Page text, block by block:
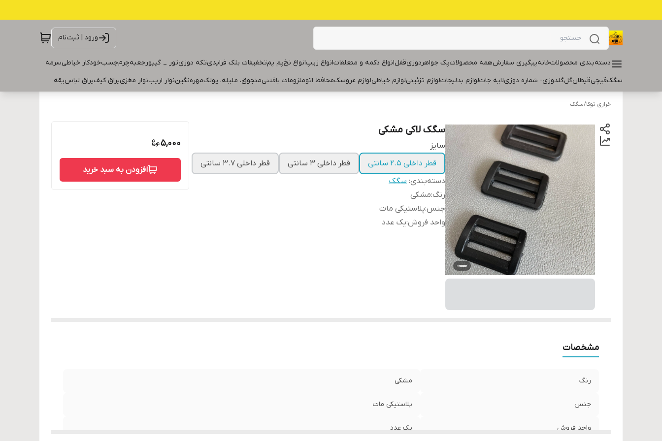
ورود | ثبت‌نام
دسته‌بندی محصولاتخانهپیگیری سفارشهمه محصولاتپک جواهردوزیقفلانواع دکمه و متعلقاتانواع زیپانواع نخپم پمتخفیفات بلک فرایدیتکه دوزیتور _ گیپورجعبهچرمچسبخودکار خیاطیسرمه
سگکقیچیقیطانگلگلدوزی- شماره دوزیلایه جاتلوازم بدلیجاتلوازم تزئینیلوازم خیاطیلوازم عروسکمحافظ اتوملزومات بافتنیمنجوق، ملیله، پولکمهرهنگیننوار اریبنوار مغزییراق کیفیراق لباسیقه
خرازی توکا/سگک
سگک لاکی مشکی
سایز
قطر داخلی ۲.۵ سانتی
قطر داخلی ۳ سانتی
قطر داخلی ۳.۷ سانتی
دسته‌بندی: سگک
رنگ:مشکی
جنس:پلاستیکی مات
واحد فروش:یک عدد
5,000
افزودن به سبد خرید
مشخصات
رنگ مشکی
جنس پلاستیکی مات
واحد فروش یک عدد